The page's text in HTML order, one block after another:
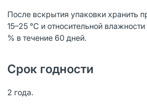
После вскрытия упаковки хранить
15–25 °С и относительной
% в течение 60 дней.
Срок годности
2 года.